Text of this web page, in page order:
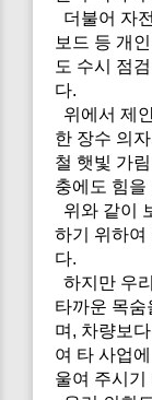
더불어 자
보드 등 개
도 수시 점
다.
위에서 제
한 장수 의
철 햇빛 가
충에도 힘을
위와 같이
하기 위하여
다.
하지만 우
타까운 목숨
며, 차량보
여 타 사업
울여 주시기